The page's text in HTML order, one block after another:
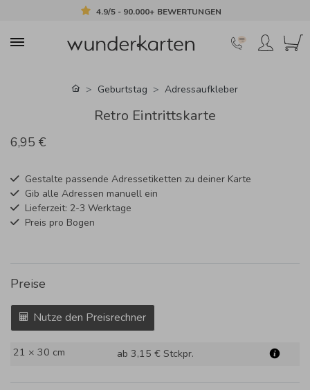
4.9/5 - 90.000+ BEWERTUNGEN
Geburtstag Adressaufkleber
Retro Eintrittskarte
6,95 €
Gestalte passende Adressetiketten zu deiner Karte
Gib alle Adressen manuell ein
Lieferzeit: 2-3 Werktage
Preis pro Bogen
Preise
Nutze den Preisrechner
21 × 30 cm ab 3,15 € Stckpr.